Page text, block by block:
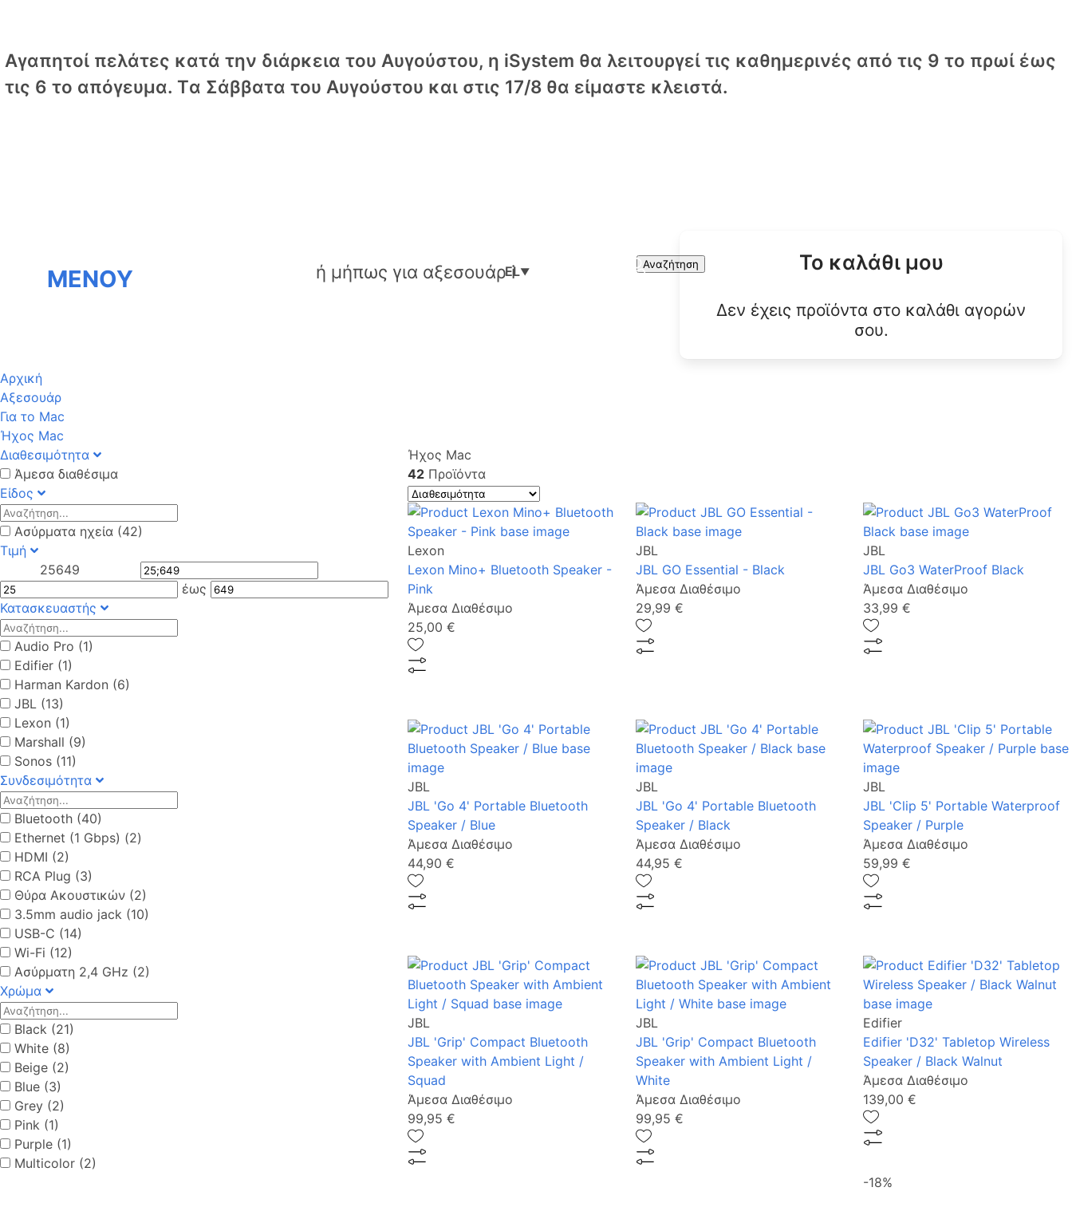
Αγαπητοί πελάτες κατά την διάρκεια του Αυγούστου, η iSystem θα λειτουργεί τις καθημερινές από τις 9 το πρωί έως
τις 6 το απόγευμα. Tα Σάββατα του Αυγούστου και στις 17/8 θα είμαστε κλειστά.
ΜΕΝΟΥ
Search Αναζήτηση
EL▼ Το καλάθι μου
Δεν έχεις προϊόντα στο καλάθι αγορών
σου.
Αρχική
Αξεσουάρ
Για το Mac
Ήχος Mac
Διαθεσιμότητα
Άμεσα διαθέσιμα
Είδος
Ασύρματα ηχεία (42)
Τιμή
25649
έως
Κατασκευαστής
Audio Pro (1)
Edifier (1)
Harman Kardon (6)
JBL (13)
Lexon (1)
Marshall (9)
Sonos (11)
Συνδεσιμότητα
Bluetooth (40)
Ethernet (1 Gbps) (2)
HDMI (2)
RCA Plug (3)
Θύρα Aκουστικών (2)
3.5mm audio jack (10)
USB-C (14)
Wi-Fi (12)
Ασύρματη 2,4 GHz (2)
Χρώμα
Black (21)
White (8)
Beige (2)
Blue (3)
Grey (2)
Pink (1)
Purple (1)
Multicolor (2)
Ήχος Mac
42 Προϊόντα
Lexon
Lexon Mino+ Bluetooth Speaker -
Pink
Άμεσα Διαθέσιμο
25,00 €
JBL
JBL GO Essential - Black
Άμεσα Διαθέσιμο
29,99 €
JBL
JBL Go3 WaterProof Black
Άμεσα Διαθέσιμο
33,99 €
JBL
JBL 'Go 4' Portable Bluetooth
Speaker / Blue
Άμεσα Διαθέσιμο
44,90 €
JBL
JBL 'Go 4' Portable Bluetooth
Speaker / Black
Άμεσα Διαθέσιμο
44,95 €
JBL
JBL 'Clip 5' Portable Waterproof
Speaker / Purple
Άμεσα Διαθέσιμο
59,99 €
JBL
JBL 'Grip' Compact Bluetooth
Speaker with Ambient Light /
Squad
Άμεσα Διαθέσιμο
99,95 €
JBL
JBL 'Grip' Compact Bluetooth
Speaker with Ambient Light /
White
Άμεσα Διαθέσιμο
99,95 €
Edifier
Edifier 'D32' Tabletop Wireless
Speaker / Black Walnut
Άμεσα Διαθέσιμο
139,00 €
-18%